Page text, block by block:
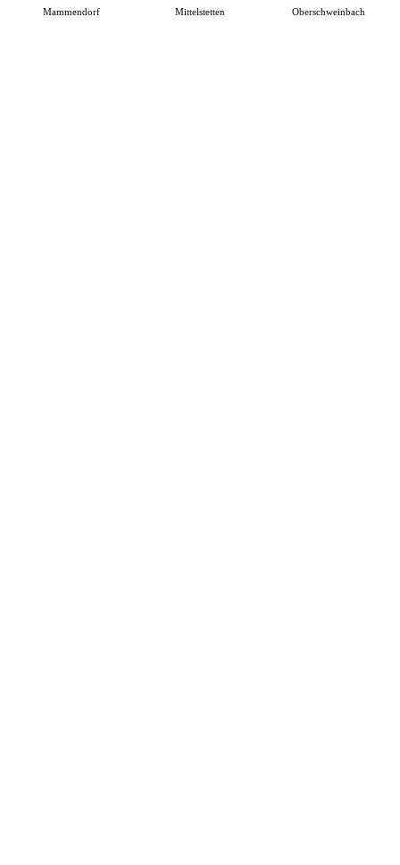
Mammendorf Mittelstetten Oberschweinbach